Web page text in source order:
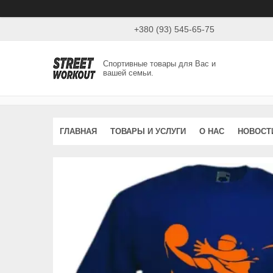
+380 (93) 545-65-75
Спортивные товары для Вас и
вашей семьи.
ГЛАВНАЯ ТОВАРЫ И УСЛУГИ О НАС